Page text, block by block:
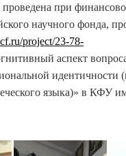
при
научного фонда,
project/23-78-
аспект
идентичности
языка)» в КФУ